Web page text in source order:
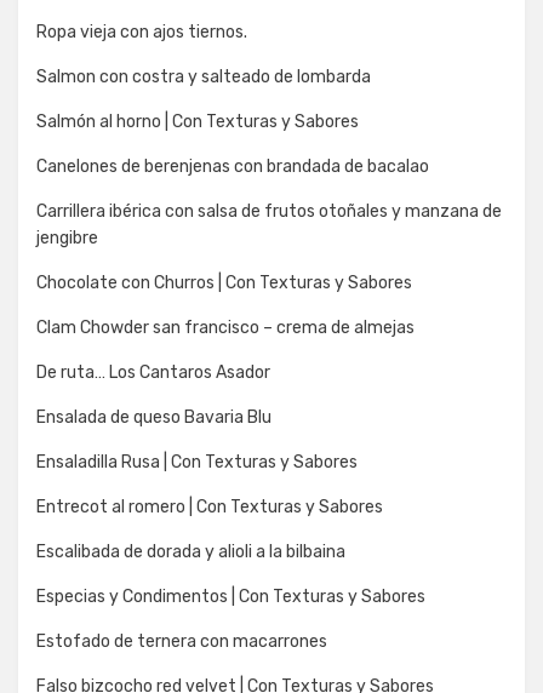
Ropa vieja con ajos tiernos.
Salmon con costra y salteado de lombarda
Salmón al horno | Con Texturas y Sabores
Canelones de berenjenas con brandada de bacalao
Carrillera ibérica con salsa de frutos otoñales y manzana de
jengibre
Chocolate con Churros | Con Texturas y Sabores
Clam Chowder san francisco – crema de almejas
De ruta… Los Cantaros Asador
Ensalada de queso Bavaria Blu
Ensaladilla Rusa | Con Texturas y Sabores
Entrecot al romero | Con Texturas y Sabores
Escalibada de dorada y alioli a la bilbaina
Especias y Condimentos | Con Texturas y Sabores
Estofado de ternera con macarrones
Falso bizcocho red velvet | Con Texturas y Sabores